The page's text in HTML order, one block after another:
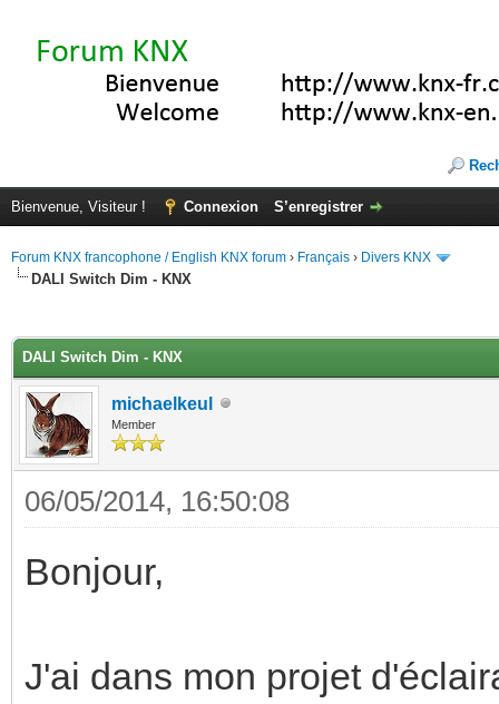
Bienvenue, Visiteur ! Connexion S’enregistrer
Forum KNX francophone / English KNX forum › Français › Divers KNX
DALI Switch Dim - KNX
DALI Switch Dim - KNX
michaelkeul
Member
06/05/2014, 16:50:08
Bonjour,
J'ai dans mon projet